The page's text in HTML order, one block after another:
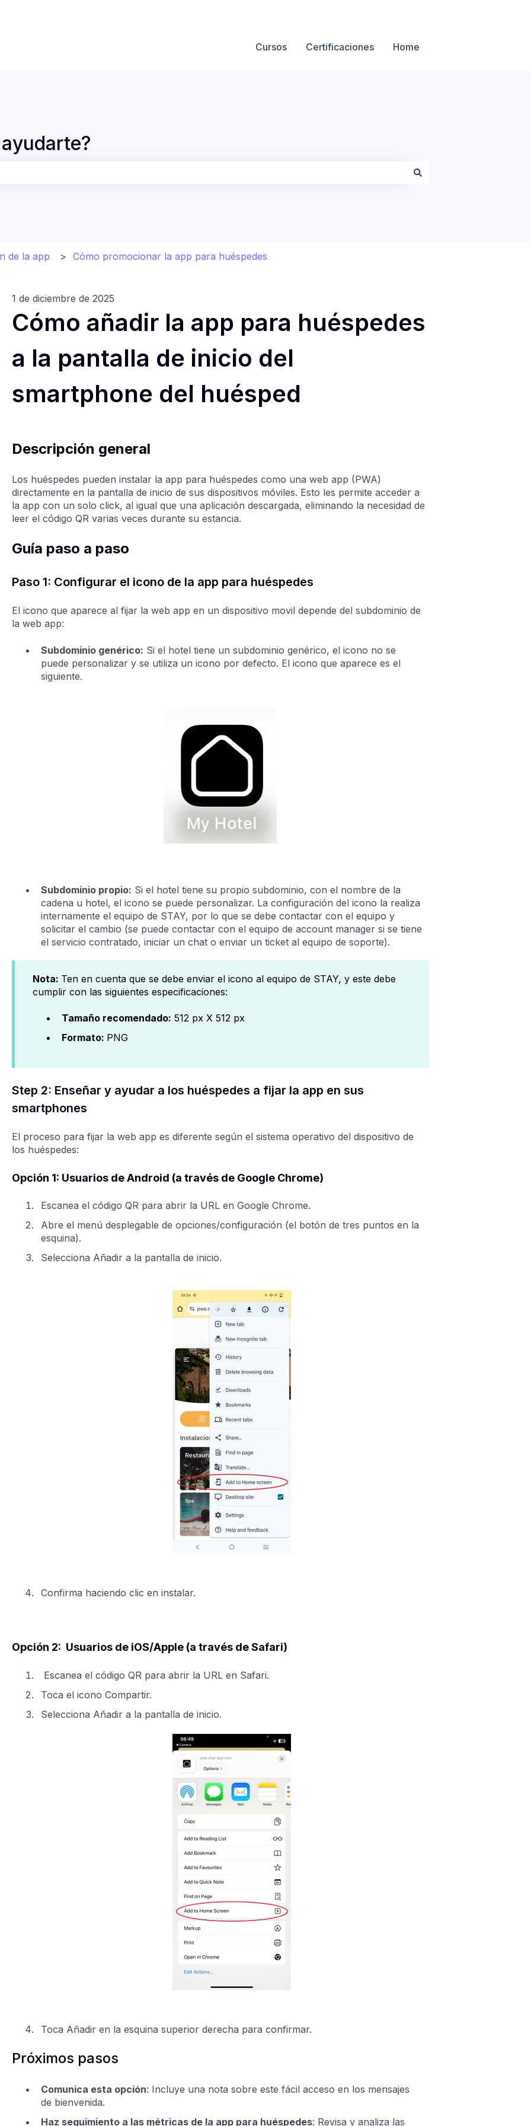
de
Cursos Certificaciones Home
de la app Cómo promocionar la app para huéspedes
1 de diciembre de 2025
Cómo añadir la app para huéspedes
a la pantalla de inicio del
smartphone del huésped
Descripción general
Los huéspedes pueden instalar la app para huéspedes como una web app (PWA)
directamente en la pantalla de inicio de sus dispositivos móviles. Esto les permite acceder a
la app con un solo click, al igual que una aplicación descargada, eliminando la necesidad de
leer el código QR varias veces durante su estancia.
Guía paso a paso
Paso 1: Configurar el icono de la app para huéspedes
El icono que aparece al fijar la web app en un dispositivo movil depende del subdominio de
la web app:
Subdominio genérico: Si el hotel tiene un subdominio genérico, el icono no se
puede personalizar y se utiliza un icono por defecto. El icono que aparece es el
siguiente.
Subdominio propio: Si el hotel tiene su propio subdominio, con el nombre de la
cadena u hotel, el icono se puede personalizar. La configuración del icono la realiza
internamente el equipo de STAY, por lo que se debe contactar con el equipo y
solicitar el cambio (se puede contactar con el equipo de account manager si se tiene
el servicio contratado, iniciar un chat o enviar un ticket al equipo de soporte).
Nota: Ten en cuenta que se debe enviar el icono al equipo de STAY, y este debe
cumplir con las siguientes especificaciones:
Tamaño recomendado: 512 px X 512 px
Formato: PNG
Step 2: Enseñar y ayudar a los huéspedes a fijar la app en sus
smartphones
El proceso para fijar la web app es diferente según el sistema operativo del dispositivo de
los huéspedes:
Opción 1: Usuarios de Android (a través de Google Chrome)
Escanea el código QR para abrir la URL en Google Chrome.
Abre el menú desplegable de opciones/configuración (el botón de tres puntos en la
esquina).
Selecciona Añadir a la pantalla de inicio.
Confirma haciendo clic en instalar.
Opción 2: Usuarios de iOS/Apple (a través de Safari)
Escanea el código QR para abrir la URL en Safari.
Toca el icono Compartir.
Selecciona Añadir a la pantalla de inicio.
Toca Añadir en la esquina superior derecha para confirmar.
Próximos pasos
Comunica esta opción: Incluye una nota sobre este fácil acceso en los mensajes
de bienvenida.
Haz seguimiento a las métricas de la app para huéspedes: Revisa y analiza las